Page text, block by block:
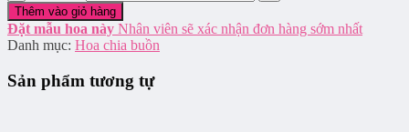
Thêm vào giỏ hàng
Đặt mẫu hoa này Nhân viên sẽ xác nhận đơn hàng sớm nhất
Danh mục: Hoa chia buồn
Sản phẩm tương tự